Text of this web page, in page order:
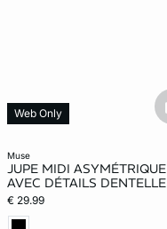
muse
JUPE MIDI ASYMÉTRIQUE
AVEC DÉTAILS DENTELLE
€ 29.99
Web Only